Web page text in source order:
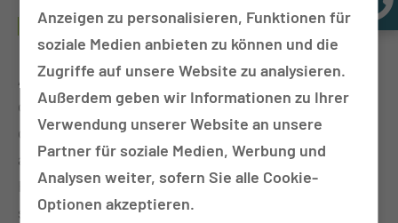
ALKOHOL/RAUCHEN
Alkohol und Rauchen können
gesundheitsgefährdend sein. Das Rauchen ist auf
dem Gelände des Carl-Thiem-Klinikums nur an
ausgezeichneten Raucherbereichen - in Form von
Raucherinseln - gestattet. Der Genuss von Alkohol
sollte während des Krankenhausaufenthaltes
Anzeigen zu personalisieren, Funktionen für
soziale Medien anbieten zu können und die
Zugriffe auf unsere Website zu analysieren.
Außerdem geben wir Informationen zu Ihrer
Verwendung unserer Website an unsere
Partner für soziale Medien, Werbung und
Analysen weiter, sofern Sie alle Cookie-
Optionen akzeptieren.